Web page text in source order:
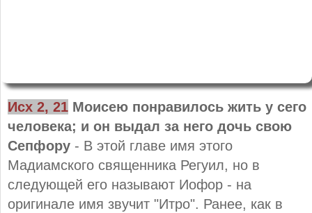
Исх 2, 21 Моисею понравилось жить у сего
человека; и он выдал за него дочь свою
Сепфору - В этой главе имя этого
Мадиамского священника Регуил, но в
следующей его называют Иофор - на
оригинале имя звучит "Итро". Ранее, как в